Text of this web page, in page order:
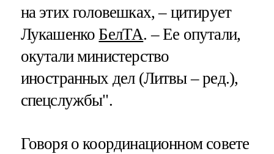
на этих головешках, – цитирует
Лукашенко БелТА. – Ее опутали,
окутали министерство
иностранных дел (Литвы – ред.),
спецслужбы".
Говоря о координационном совете